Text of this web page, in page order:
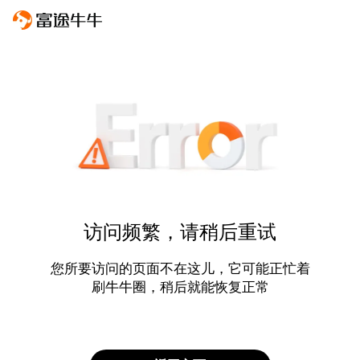
访问频繁，请稍后重试
您所要访问的页面不在这儿，它可能正忙着
刷牛牛圈，稍后就能恢复正常